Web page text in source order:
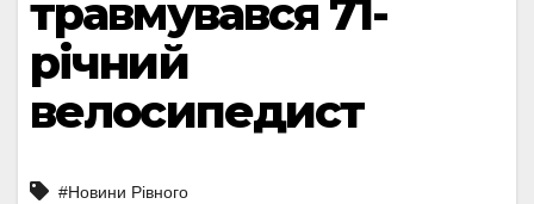
травмувався 71-
річний
велосипедист
#Новини Рівного